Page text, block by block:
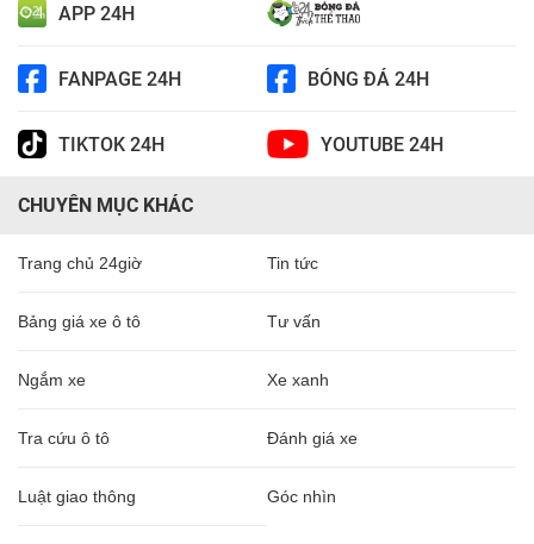
APP 24H
FANPAGE 24H BÓNG ĐÁ 24H
TIKTOK 24H YOUTUBE 24H
CHUYÊN MỤC KHÁC
Trang chủ 24giờ Tin tức
Bảng giá xe ô tô Tư vấn
Ngắm xe Xe xanh
Tra cứu ô tô Đánh giá xe
Luật giao thông Góc nhìn